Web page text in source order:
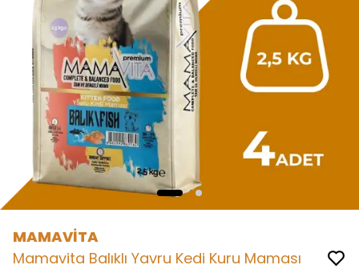
MAMAVİTA
Mamavita Balıklı Yavru Kedi Kuru Maması